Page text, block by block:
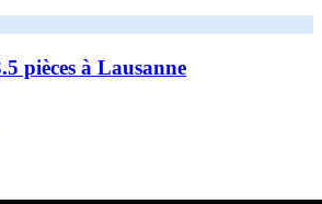
pièces à Lausanne